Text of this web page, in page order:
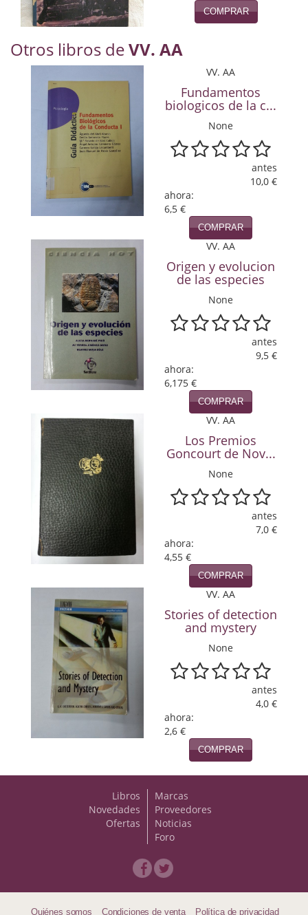
Novela Extranjera
Novela fantástica
Novela histórica
Novela negra
Novela romántica
Papás, Mamás, bebés...
Papás, Mamás, Bebés…
Política
Psicología. Educación
Religión
Segunda Guerra Mundial
Sobre Madrid
Teatro
Tema Local
Terror
COMPRAR
Otros libros deVV. AA
VV. AA
Fundamentos
biologicos de la c...
None
antes
10,0 €
ahora:
6,5 €
COMPRAR
VV. AA
Origen y evolucion
de las especies
None
antes
9,5 €
ahora:
6,175 €
COMPRAR
VV. AA
Los Premios
Goncourt de Nov...
None
antes
7,0 €
ahora:
4,55 €
COMPRAR
VV. AA
Stories of detection
and mystery
None
antes
4,0 €
ahora:
2,6 €
COMPRAR
Libros
Novedades
Ofertas
Marcas
Proveedores
Noticias
Foro
Quiénes somos Condiciones de venta Política de privacidad